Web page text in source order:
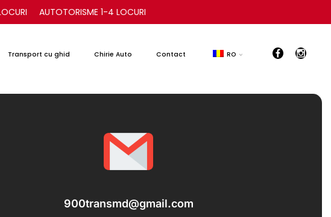
AUTOTORISME 1-4 LOCURI
Transport cu ghid Chirie Auto Contact RO
900transmd@gmail.com